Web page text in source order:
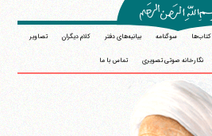
کتاب‌ها سوگنامه بیانیه‌های دفتر کلام دیگران تصاویر
نگارخانه صوتی تصویری تماس با ما